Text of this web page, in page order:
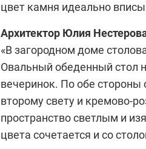
цвет камня идеально
Архитектор Юлия
«В загородном доме
Овальный обеденный стол
вечеринок. По обе стороны
второму свету и кремово-
пространство светлым и
цвета сочетается и со